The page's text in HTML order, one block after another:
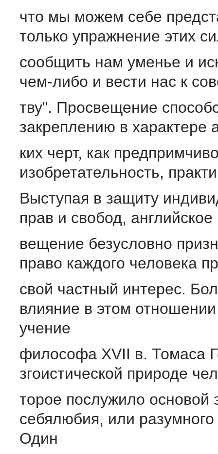
что мы можем себе
только упражнение этих
сообщить нам уменье и
чем-либо и вести нас к
тву". Просвещение
закреплению в характере
ких черт, как
изобретательность,
Выступая в защиту
прав и свобод,
вещение безусловно
право каждого человека
свой частный интерес.
влияние в этом
учение
философа XVII в. Томаса
згоистической природе
торое послужило основой
себялюбия, или разумного
Один